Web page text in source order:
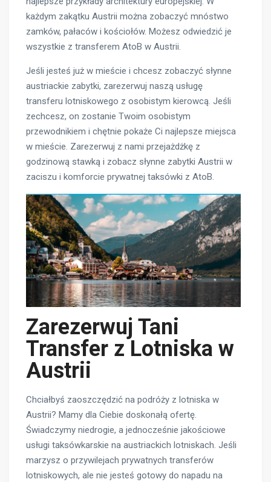
każdym zakątku Austrii można zobaczyć mnóstwo
zamków, pałaców i kościołów. Możesz odwiedzić je
wszystkie z transferem AtoB w Austrii.
Jeśli jesteś już w mieście i chcesz zobaczyć słynne
austriackie zabytki, zarezerwuj naszą usługę
transferu lotniskowego z osobistym kierowcą. Jeśli
zechcesz, on zostanie Twoim osobistym
przewodnikiem i chętnie pokaże Ci najlepsze miejsca
w mieście. Zarezerwuj z nami przejażdżkę z
godzinową stawką i zobacz słynne zabytki Austrii w
zaciszu i komforcie prywatnej taksówki z AtoB.
Zarezerwuj Tani
Transfer z Lotniska w
Austrii
Chciałbyś zaoszczędzić na podróży z lotniska w
Austrii? Mamy dla Ciebie doskonałą ofertę.
Świadczymy niedrogie, a jednocześnie jakościowe
usługi taksówkarskie na austriackich lotniskach. Jeśli
marzysz o przywilejach prywatnych transferów
lotniskowych, ale nie jesteś gotowy do napadu na